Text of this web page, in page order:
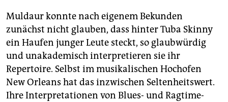
Muldaur konnte nach eigenem Bekunden
zunächst nicht glauben, dass hinter Tuba Skinny
ein Haufen junger Leute steckt, so glaubwürdig
und unakademisch interpretieren sie ihr
Repertoire. Selbst im musikalischen Hochofen
New Orleans hat das inzwischen Seltenheitswert.
Ihre Interpretationen von Blues- und Ragtime-